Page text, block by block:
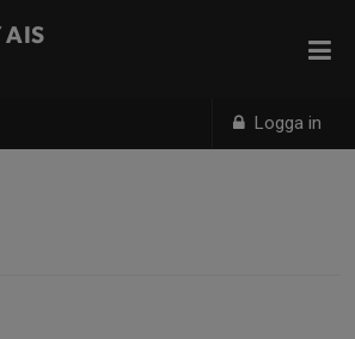
Logga in
AIS